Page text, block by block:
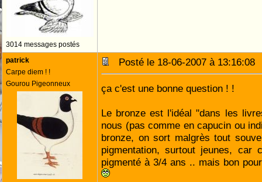
3014 messages postés
patrick
Carpe diem ! !
Gourou Pigeonneux
Posté le 18-06-2007 à
ça c'est une bonne question ! !
Le bronze est l'idéal "dans les
nous (pas comme en capucin ou
bronze, on sort malgrès tout
pigmentation, surtout jeunes, car
pigmenté à 3/4 ans .. mais bon